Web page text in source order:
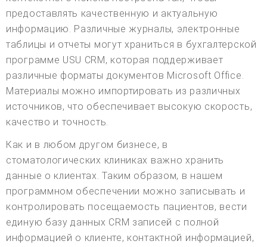
предоставлять качественную и актуальную
информацию. Различные журналы, электронные
таблицы и отчеты могут храниться в бухгалтерской
программе USU CRM, которая поддерживает
различные форматы документов Microsoft Office.
Материалы можно импортировать из различных
источников, что обеспечивает высокую скорость,
качество и точность.
Как и в любом другом бизнесе, в
стоматологических клиниках важно хранить
данные о клиентах. Таким образом, в нашем
программном обеспечении можно записывать и
контролировать посещаемость пациентов, вести
единую базу данных CRM записей с полной
информацией о клиенте, контактной информацией,